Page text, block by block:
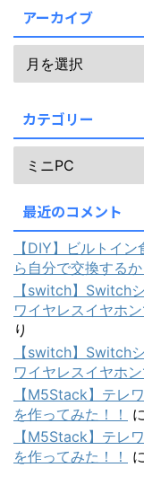
アーカイブ
カテゴリー
最近のコメント
【DIY】ビルトイ
ら自分で交換するか
【switch】Switch
ワイヤレスイヤホ
り
【switch】Switch
ワイヤレスイヤホ
【M5Stack】テレ
を作ってみた！！
【M5Stack】テレ
を作ってみた！！